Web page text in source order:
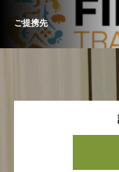
ご提携先